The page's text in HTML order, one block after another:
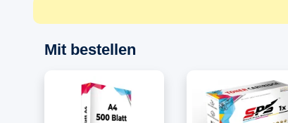
Mit bestellen